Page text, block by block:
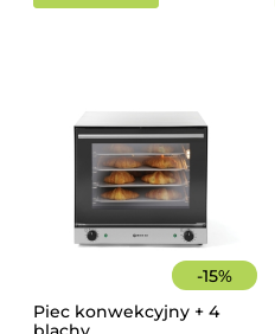
-15%
Piec konwekcyjny + 4